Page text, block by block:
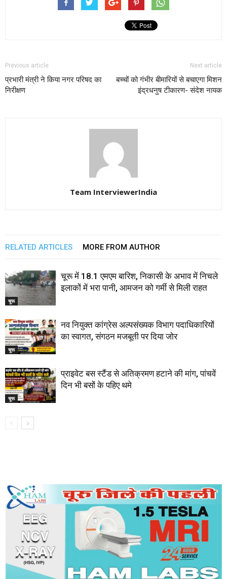
Previous article
प्रभारी मंत्री ने किया नगर परिषद का
निरीक्षण
Next article
बच्चों को गंभीर बीमारियों से बचाएगा मिशन
इंद्रधनुष टीकारण- संदेश नायक
Team InterviewerIndia
RELATED ARTICLES MORE FROM AUTHOR
चूरू
चूरू में 18.1 एमएम बारिश, निकासी के अभाव में निचले
इलाकों में भरा पानी, आमजन को गर्मी से मिली राहत
चूरू
नव नियुक्त कांग्रेस अल्पसंख्यक विभाग पदाधिकारियों
का स्वागत, संगठन मजबूती पर दिया जोर
चूरू
प्राइवेट बस स्टैंड से अतिक्रमण हटाने की मांग, पांचवें
दिन भी बसों के पहिए थमे